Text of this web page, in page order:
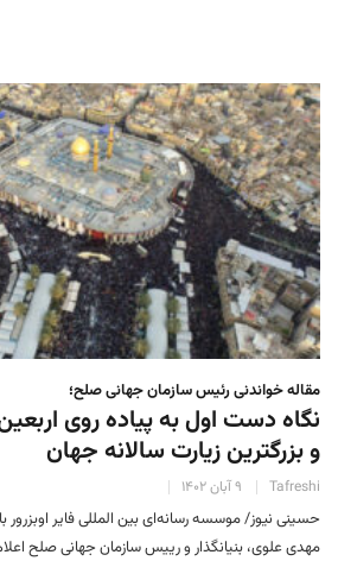
مقاله خواندنی رئیس سازمان جهانی صلح؛
نگاه دست اول به پیاده روی
و بزرگترین زیارت سالانه جهان
Tafreshi ۹ آبان ۱۴۰۲
حسینی نیوز/ موسسه رسانه‌ای بین المللی فایر اوبزرور
مهدی علوی، بنیانگذار و رییس سازمان جهانی صلح